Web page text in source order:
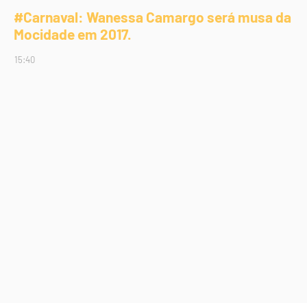
#Carnaval: Wanessa Camargo será musa da
Mocidade em 2017.
15:40